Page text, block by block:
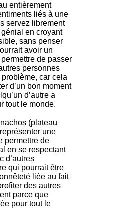
entièrement
liés à une
servez librement
en croyant
sans penser
avoir un
de passer
personnes
problème, car cela
d’un bon moment
d’autre a
tout le monde.
(plateau
une
permettre de
en se respectant
d’autres
qui pourrait être
liée au fait
des autres
parce que
pour tout le